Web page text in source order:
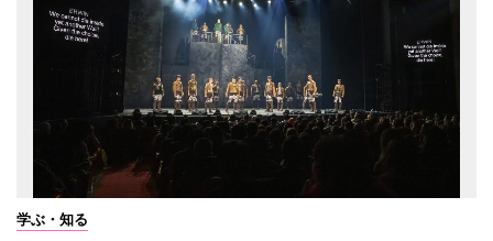
学ぶ・知る